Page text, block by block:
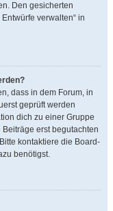
Den gesicherten
verwalten“ in
dass in dem Forum, in
geprüft werden
dich zu einer Gruppe
erst begutachten
kontaktiere die Board-
benötigst.